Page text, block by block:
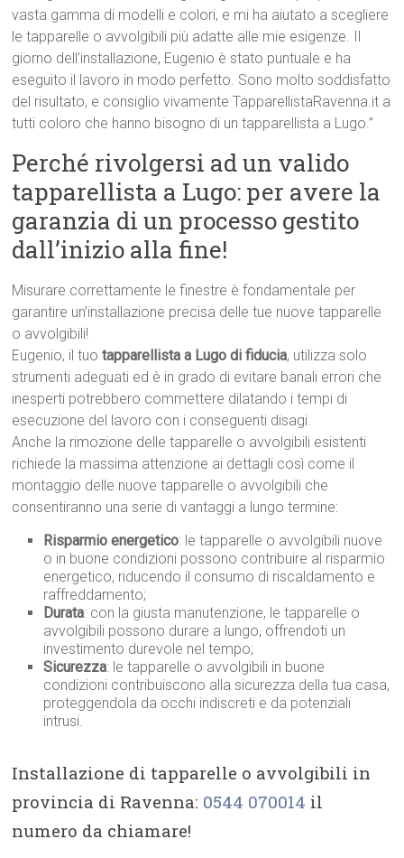
vasta gamma di modelli e colori, e mi ha aiutato a scegliere
le tapparelle o avvolgibili più adatte alle mie esigenze. Il
giorno dell’installazione, Eugenio è stato puntuale e ha
eseguito il lavoro in modo perfetto. Sono molto soddisfatto
del risultato, e consiglio vivamente TapparellistaRavenna.it a
tutti coloro che hanno bisogno di un tapparellista a Lugo.”
Perché rivolgersi ad un valido
tapparellista a Lugo: per avere la
garanzia di un processo gestito
dall’inizio alla fine!
Misurare correttamente le finestre è fondamentale per
garantire un’installazione precisa delle tue nuove tapparelle
o avvolgibili!
Eugenio, il tuotapparellista a Lugo di fiducia, utilizza solo
strumenti adeguati ed è in grado di evitare banali errori che
inesperti potrebbero commettere dilatando i tempi di
esecuzione del lavoro con i conseguenti disagi.
Anche la rimozione delle tapparelle o avvolgibili esistenti
richiede la massima attenzione ai dettagli così come il
montaggio delle nuove tapparelle o avvolgibili che
consentiranno una serie di vantaggi a lungo termine:
Risparmio energetico: le tapparelle o avvolgibili nuove
o in buone condizioni possono contribuire al risparmio
energetico, riducendo il consumo di riscaldamento e
raffreddamento;
Durata: con la giusta manutenzione, le tapparelle o
avvolgibili possono durare a lungo, offrendoti un
investimento durevole nel tempo;
Sicurezza: le tapparelle o avvolgibili in buone
condizioni contribuiscono alla sicurezza della tua casa,
proteggendola da occhi indiscreti e da potenziali
intrusi.
Installazione di tapparelle o avvolgibili in
provincia di Ravenna: 0544 070014 il
numero da chiamare!